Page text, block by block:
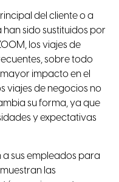
del cliente o a
sido sustituidos por
los viajes de
sobre todo
impacto en el
viajes de negocios no
su forma, ya que
y expectativas
sus empleados para
las